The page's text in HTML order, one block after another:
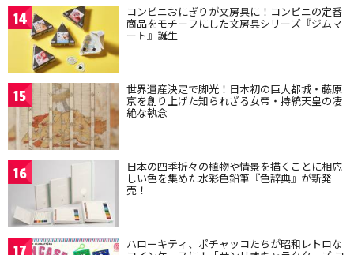
14 コンビニおにぎりが文房具に！コンビニの定番
商品をモチーフにした文房具シリーズ『ジムマ
ート』誕生
15 世界遺産決定で脚光！日本初の巨大都城・藤原
京を創り上げた知られざる女帝・持統天皇の凄
絶な執念
16 日本の四季折々の植物や情景を描くことに相応
しい色を集めた水彩色鉛筆『色辞典』が新発
売！
17 ハローキティ、ポチャッコたちが昭和レトロな